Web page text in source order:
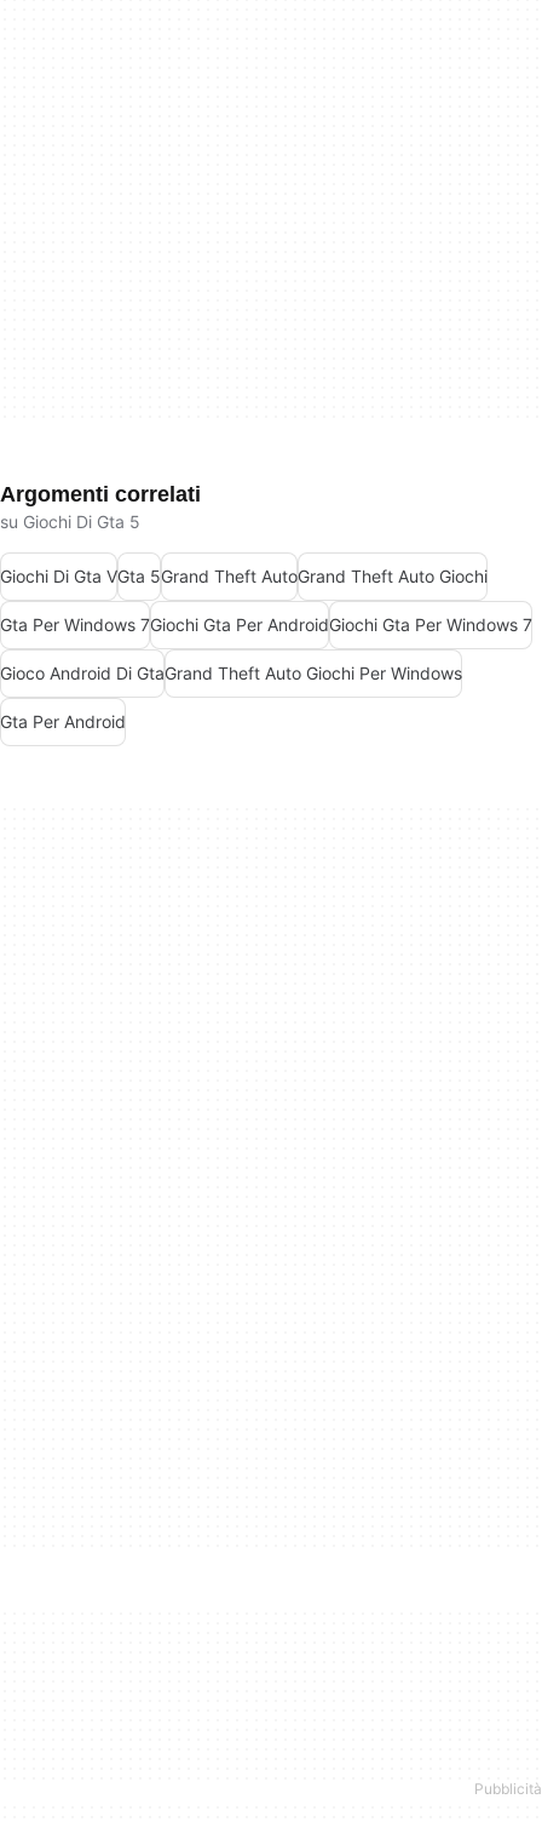
Argomenti correlati
su Giochi Di Gta 5
Giochi Di Gta VGta 5Grand Theft AutoGrand Theft Auto Giochi
Gta Per Windows 7Giochi Gta Per AndroidGiochi Gta Per Windows 7
Gioco Android Di GtaGrand Theft Auto Giochi Per Windows
Gta Per Android